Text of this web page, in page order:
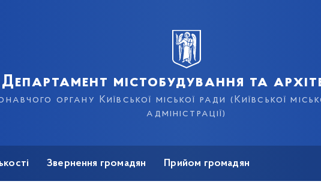
Департамент містобудування та
органу Київської міської ради (Київської
адміністрації)
Звернення громадян Прийом громадян